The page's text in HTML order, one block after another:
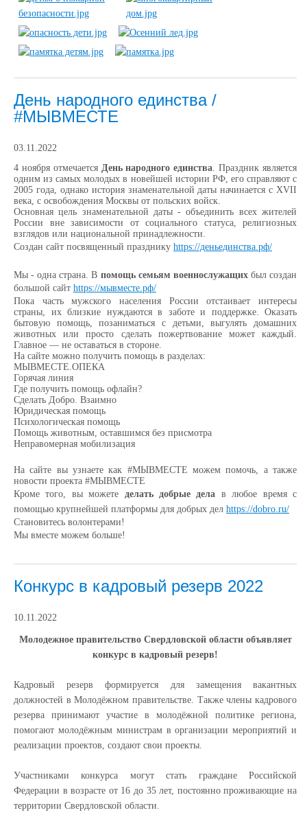
День народного единства /
#МЫВМЕСТЕ
03.11.2022
4 ноября отмечается День народного единства. Праздник является
одним из самых молодых в новейшей истории РФ, его справляют с
2005 года, однако история знаменательной даты начинается с XVII
века, с освобождения Москвы от польских войск.
Основная цель знаменательной даты - объединить всех жителей
России вне зависимости от социального статуса, религиозных
взглядов или национальной принадлежности.
Создан сайт посвященный празднику https://деньединства.рф/
Мы - одна страна. В помощь семьям военнослужащихбыл создан
большой сайт https://мывместе.рф/
Пока часть мужского населения России отстаивает интересы
страны, их близкие нуждаются в заботе и поддержке. Оказать
бытовую помощь, позаниматься с детьми, выгулять домашних
животных или просто сделать пожертвование может каждый.
Главное — не оставаться в стороне.
На сайте можно получить помощь в разделах:
МЫВМЕСТЕ.ОПЕКА
Горячая линия
Где получить помощь офлайн?
Сделать Добро. Взаимно
Юридическая помощь
Психологическая помощь
Помощь животным, оставшимся без присмотра
Неправомерная мобилизация
На сайте вы узнаете как #МЫВМЕСТЕ можем помочь, а также
новости проекта #МЫВМЕСТЕ
Кроме того, вы можете делать добрые дела в любое время с
помощью крупнейшей платформы для добрых дел https://dobro.ru/
Становитесь волонтерами!
Мы вместе можем больше!
Конкурс в кадровый резерв 2022
10.11.2022
Молодежное правительство Свердловской области объявляет
конкурс в кадровый резерв!
Кадровый резерв формируется для замещения вакантных
должностей в Молодёжном правительстве. Также члены кадрового
резерва принимают участие в молодёжной политике региона,
помогают молодёжным министрам в организации мероприятий и
реализации проектов, создают свои проекты.
Участниками конкурса могут стать граждане Российской
Федерации в возрасте от 16 до 35 лет, постоянно проживающие на
территории Свердловской области.